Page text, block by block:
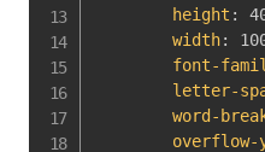
height :
width:
font-
letter-
word-
overflow-